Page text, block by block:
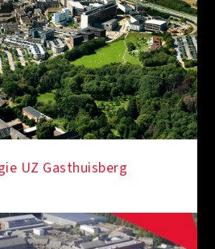
UZ Gasthuisberg